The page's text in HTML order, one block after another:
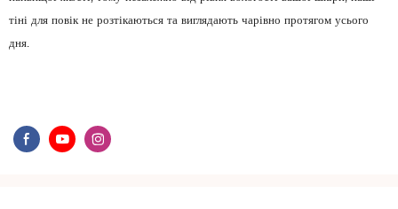
тіні для повік не розтікаються та виглядають чарівно протягом усього
дня.